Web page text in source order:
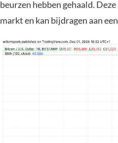
beurzen hebben gehaald.
markt en kan bijdragen aan